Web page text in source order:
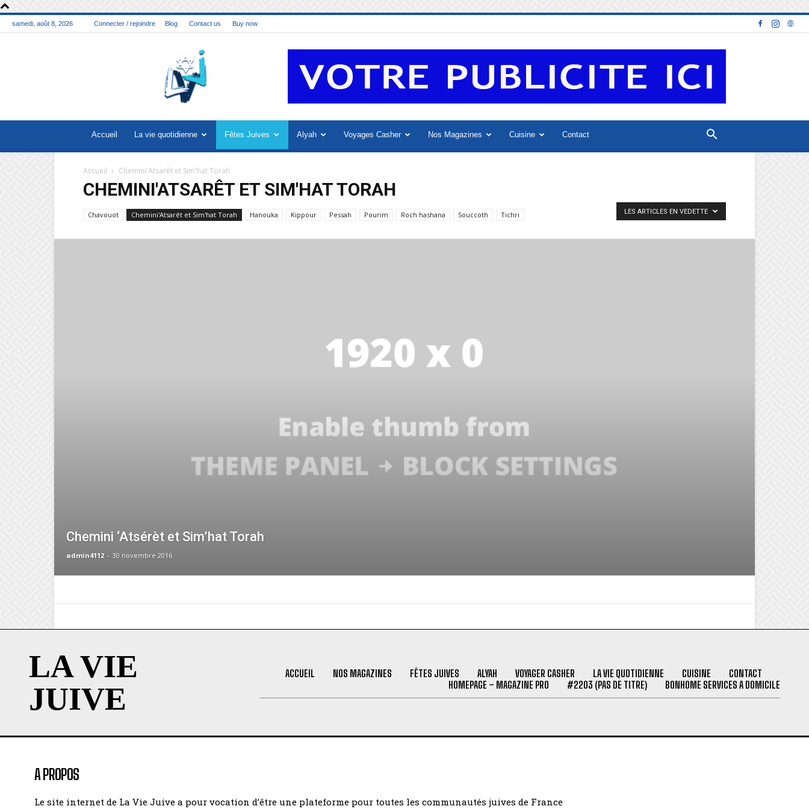
samedi, août 8, 2026 Connecter / rejoindre Blog Contact us Buy now
La
vie
juive
Accueil La vie quotidienne Fêtes Juives Alyah Voyages Casher Nos Magazines Cuisine Contact
Accueil Chemini'Atsarêt et Sim'hat Torah
CHEMINI'ATSARÊT ET SIM'HAT TORAH
Chavouot Chemini'Atsarêt et Sim'hat Torah Hanouka Kippour Pessah Pourim Roch hashana Souccoth Tichri LES ARTICLES EN VEDETTE
Chemini ‘Atsérèt et Sim’hat Torah
admin4112 - 30 novembre 2016
LA VIE
JUIVE
ACCUEIL NOS MAGAZINES FÊTES JUIVES ALYAH VOYAGER CASHER LA VIE QUOTIDIENNE CUISINE
CONTACT
HOMEPAGE – MAGAZINE PRO
#2203 (PAS DE TITRE) BONHOME SERVICES A DOMICILE
A PROPOS
Le site internet de La Vie Juive a pour vocation d’être une plateforme pour toutes les communautés juives de France